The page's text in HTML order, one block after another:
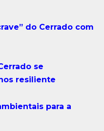
do Cerrado com
se
resiliente
para a